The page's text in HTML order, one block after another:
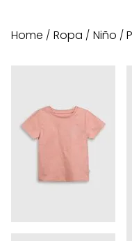
ropa niño